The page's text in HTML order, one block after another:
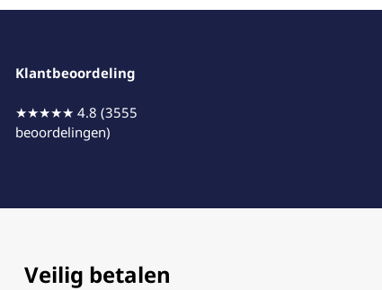
Klantbeoordeling
★★★★★ 4.8 (3555
beoordelingen)
Veilig betalen